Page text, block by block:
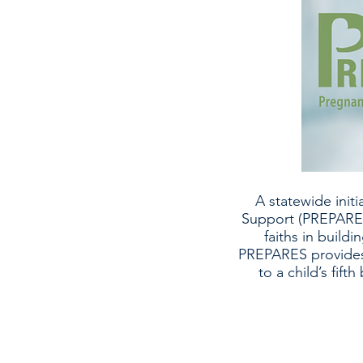
A statewide
Support
faiths in
PREPARES
to a child’s